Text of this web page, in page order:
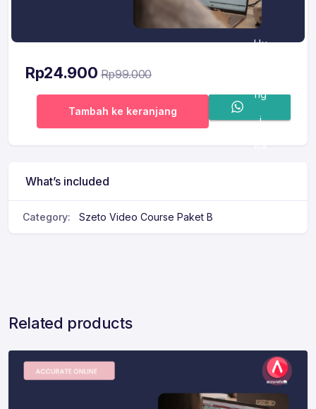
Rp24.900 Rp99.000
Tambah ke keranjang
Hu
ng
i
Ka
What’s included
Category: Szeto Video Course Paket B
Related products